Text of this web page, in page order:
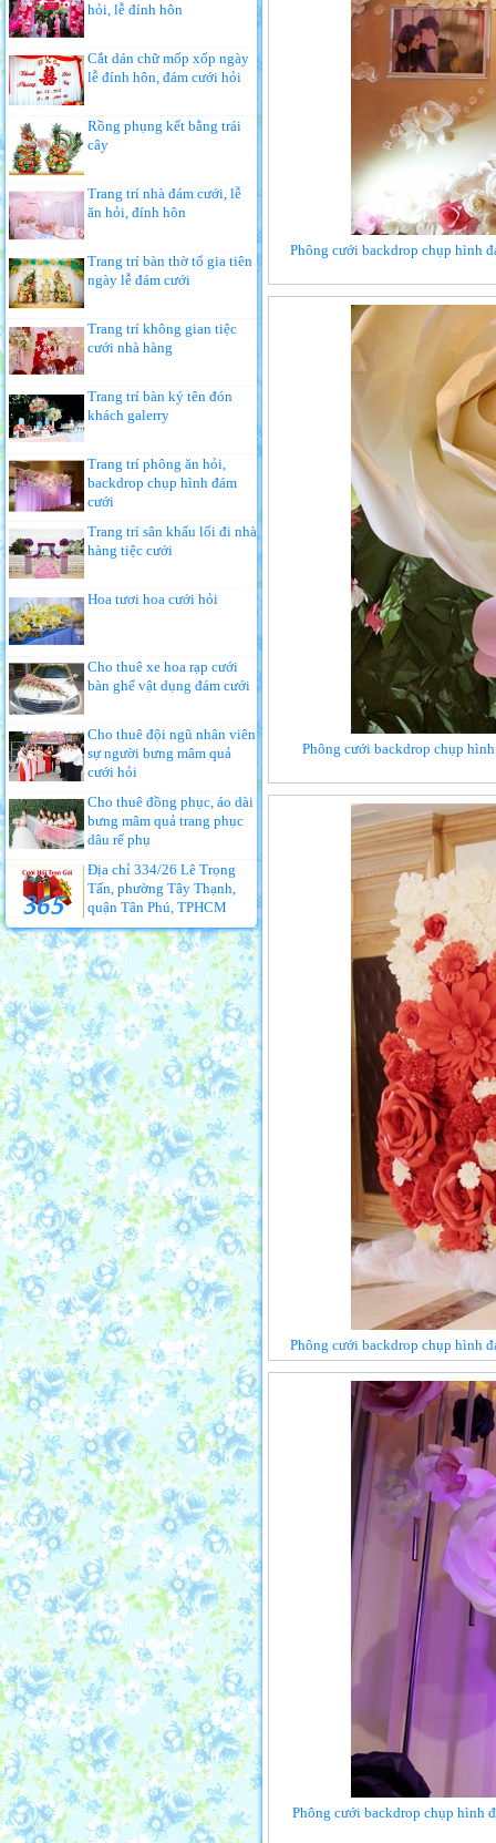
hỏi, lễ đính hôn
Cắt dán chữ mốp xốp ngày
lễ đính hôn, đám cưới hỏi
Rồng phụng kết bằng trái
cây
Trang trí nhà đám cưới, lễ
ăn hỏi, đính hôn
Trang trí bàn thờ tổ gia tiên
ngày lễ đám cưới
Trang trí không gian tiệc
cưới nhà hàng
Trang trí bàn ký tên đón
khách galerry
Trang trí phông ăn hỏi,
backdrop chụp hình đám
cưới
Trang trí sân khấu lối đi nhà
hàng tiệc cưới
Hoa tươi hoa cưới hỏi
Cho thuê xe hoa rạp cưới
bàn ghế vật dụng đám cưới
Cho thuê đội ngũ nhân viên
sự người bưng mâm quả
cưới hỏi
Cho thuê đồng phục, áo dài
bưng mâm quả trang phục
dâu rể phụ
Địa chỉ 334/26 Lê Trọng
Tấn, phường Tây Thạnh,
quận Tân Phú, TPHCM
Phông cưới backdrop chụp hình
Phông cưới backdrop chụp
Phông cưới backdrop chụp hình
Phông cưới backdrop chụp hình